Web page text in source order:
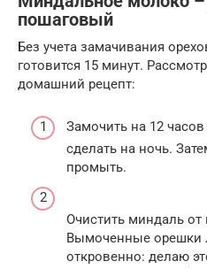
пошаговый
Без учета замачивания
готовится 15 минут.
домашний рецепт:
Замочить на 12
сделать на ночь.
промыть.
Очистить миндаль
Вымоченные орешки
откровенно: делаю